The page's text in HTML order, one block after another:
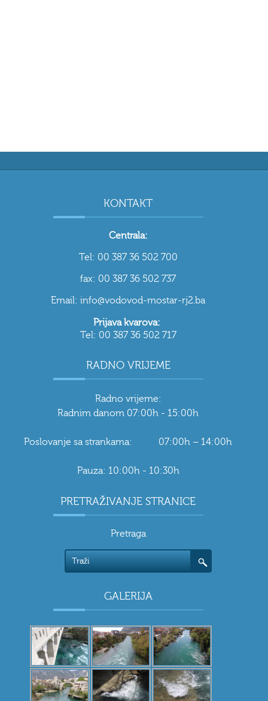
KONTAKT
Centrala:
Tel: 00 387 36 502 700
fax: 00 387 36 502 737
Email: info@vodovod-mostar-rj2.ba
Prijava kvarova:
Tel: 00 387 36 502 717
RADNO VRIJEME
Radno vrijeme:
Radnim danom 07:00h - 15:00h
Poslovanje sa strankama: 07:00h – 14:00h
Pauza: 10:00h - 10:30h
PRETRAŽIVANJE STRANICE
Pretraga
GALERIJA